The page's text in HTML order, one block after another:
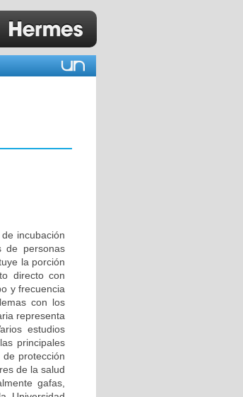
incubación
de personas
la porción
directo con
y frecuencia
con los
representa
estudios
principales
protección
de la salud
gafas,